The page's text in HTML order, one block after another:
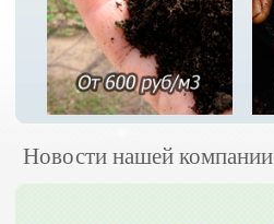
Новости нашей компании